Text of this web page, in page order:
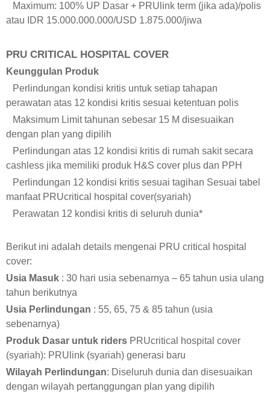
Maximum: 100% UP Dasar + PRUlink term (jika ada)/polis
atau IDR 15.000.000.000/USD 1.875.000/jiwa
PRU CRITICAL HOSPITAL COVER
Keunggulan Produk
Perlindungan kondisi kritis untuk setiap tahapan
perawatan atas 12 kondisi kritis sesuai ketentuan polis
Maksimum Limit tahunan sebesar 15 M disesuaikan
dengan plan yang dipilih
Perlindungan atas 12 kondisi kritis di rumah sakit secara
cashless jika memiliki produk H&S cover plus dan PPH
Perlindungan 12 kondisi kritis sesuai tagihan Sesuai tabel
manfaat PRUcritical hospital cover(syariah)
Perawatan 12 kondisi kritis di seluruh dunia*
Berikut ini adalah details mengenai PRU critical hospital
cover:
Usia Masuk : 30 hari usia sebenarnya – 65 tahun usia ulang
tahun berikutnya
Usia Perlindungan : 55, 65, 75 & 85 tahun (usia
sebenarnya)
Produk Dasar untuk riders PRUcritical hospital cover
(syariah): PRUlink (syariah) generasi baru
Wilayah Perlindungan: Diseluruh dunia dan disesuaikan
dengan wilayah pertanggungan plan yang dipilih